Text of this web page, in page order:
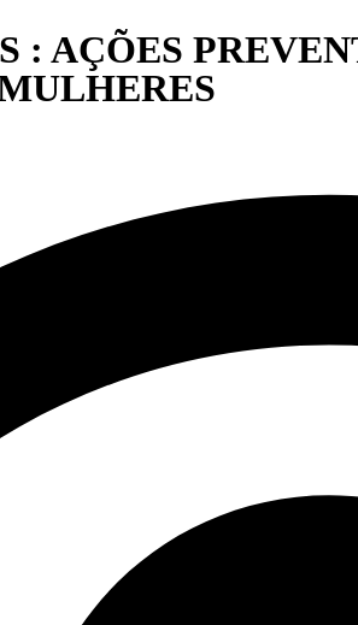
: AÇÕES